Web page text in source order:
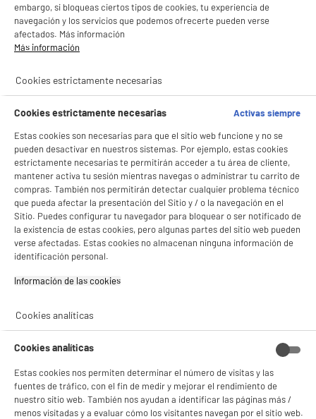
★★★★★
★★★★★
Tipo de piscina ideal : En superficie
Tamaño (m²) : 80 m²
Zonas de limpieza : Fondo
Pago aplazos
ELECTROCHOLLOS
4.6/5(24)
Aspiradora Escoba SANEO Recargable
Limpiafondos para Escaleras Piscina y Spa
Limpiafondos
Tipo de piscina ideal :
Zonas de limpieza : Fondo
ELECTROCHOLLOS
Rechazar todas
BIENVENIDO a ELECTRO
DEPOT
Con el fin de mejorar tu experiencia, y tras tu consentimiento, ELECTRO DEPOT
- compartir contenido adaptado a tus preferencias
- analizar el tráfico en nuestro sitio web Consulta la política de cookies.
Si aceptas, la experiencia será aún mejor. Si no acepta, se utilizarán cookies
gestionando sus cookies.
¡Buena visita!
✔ ACEPTAR TODAS
embargo, si bloqueas ciertos tipos de cookies, tu experiencia de
navegación y los servicios que podemos ofrecerte pueden verse
afectados. Más información
Más información
Cookies estrictamente necesarias
Cookies estrictamente necesarias
Activas siempre
Estas cookies son necesarias para que el sitio web funcione y no se
pueden desactivar en nuestros sistemas. Por ejemplo, estas cookies
estrictamente necesarias te permitirán acceder a tu área de cliente,
mantener activa tu sesión mientras navegas o administrar tu carrito de
compras. También nos permitirán detectar cualquier problema técnico
que pueda afectar la presentación del Sitio y / o la navegación en el
Sitio. Puedes configurar tu navegador para bloquear o ser notificado de
la existencia de estas cookies, pero algunas partes del sitio web pueden
verse afectadas. Estas cookies no almacenan ninguna información de
identificación personal.
Información de las cookies‎
Cookies analíticas
Cookies analíticas
Estas cookies nos permiten determinar el número de visitas y las
fuentes de tráfico, con el fin de medir y mejorar el rendimiento de
nuestro sitio web. También nos ayudan a identificar las páginas más /
menos visitadas y a evaluar cómo los visitantes navegan por el sitio web.